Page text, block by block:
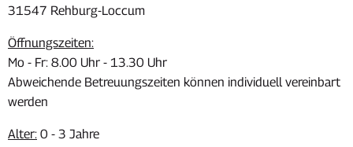
31547 Rehburg-Loccum
Öffnungszeiten:
Mo - Fr: 8.00 Uhr - 13.30 Uhr
Abweichende Betreuungszeiten können individuell vereinbart
werden
Alter: 0 - 3 Jahre